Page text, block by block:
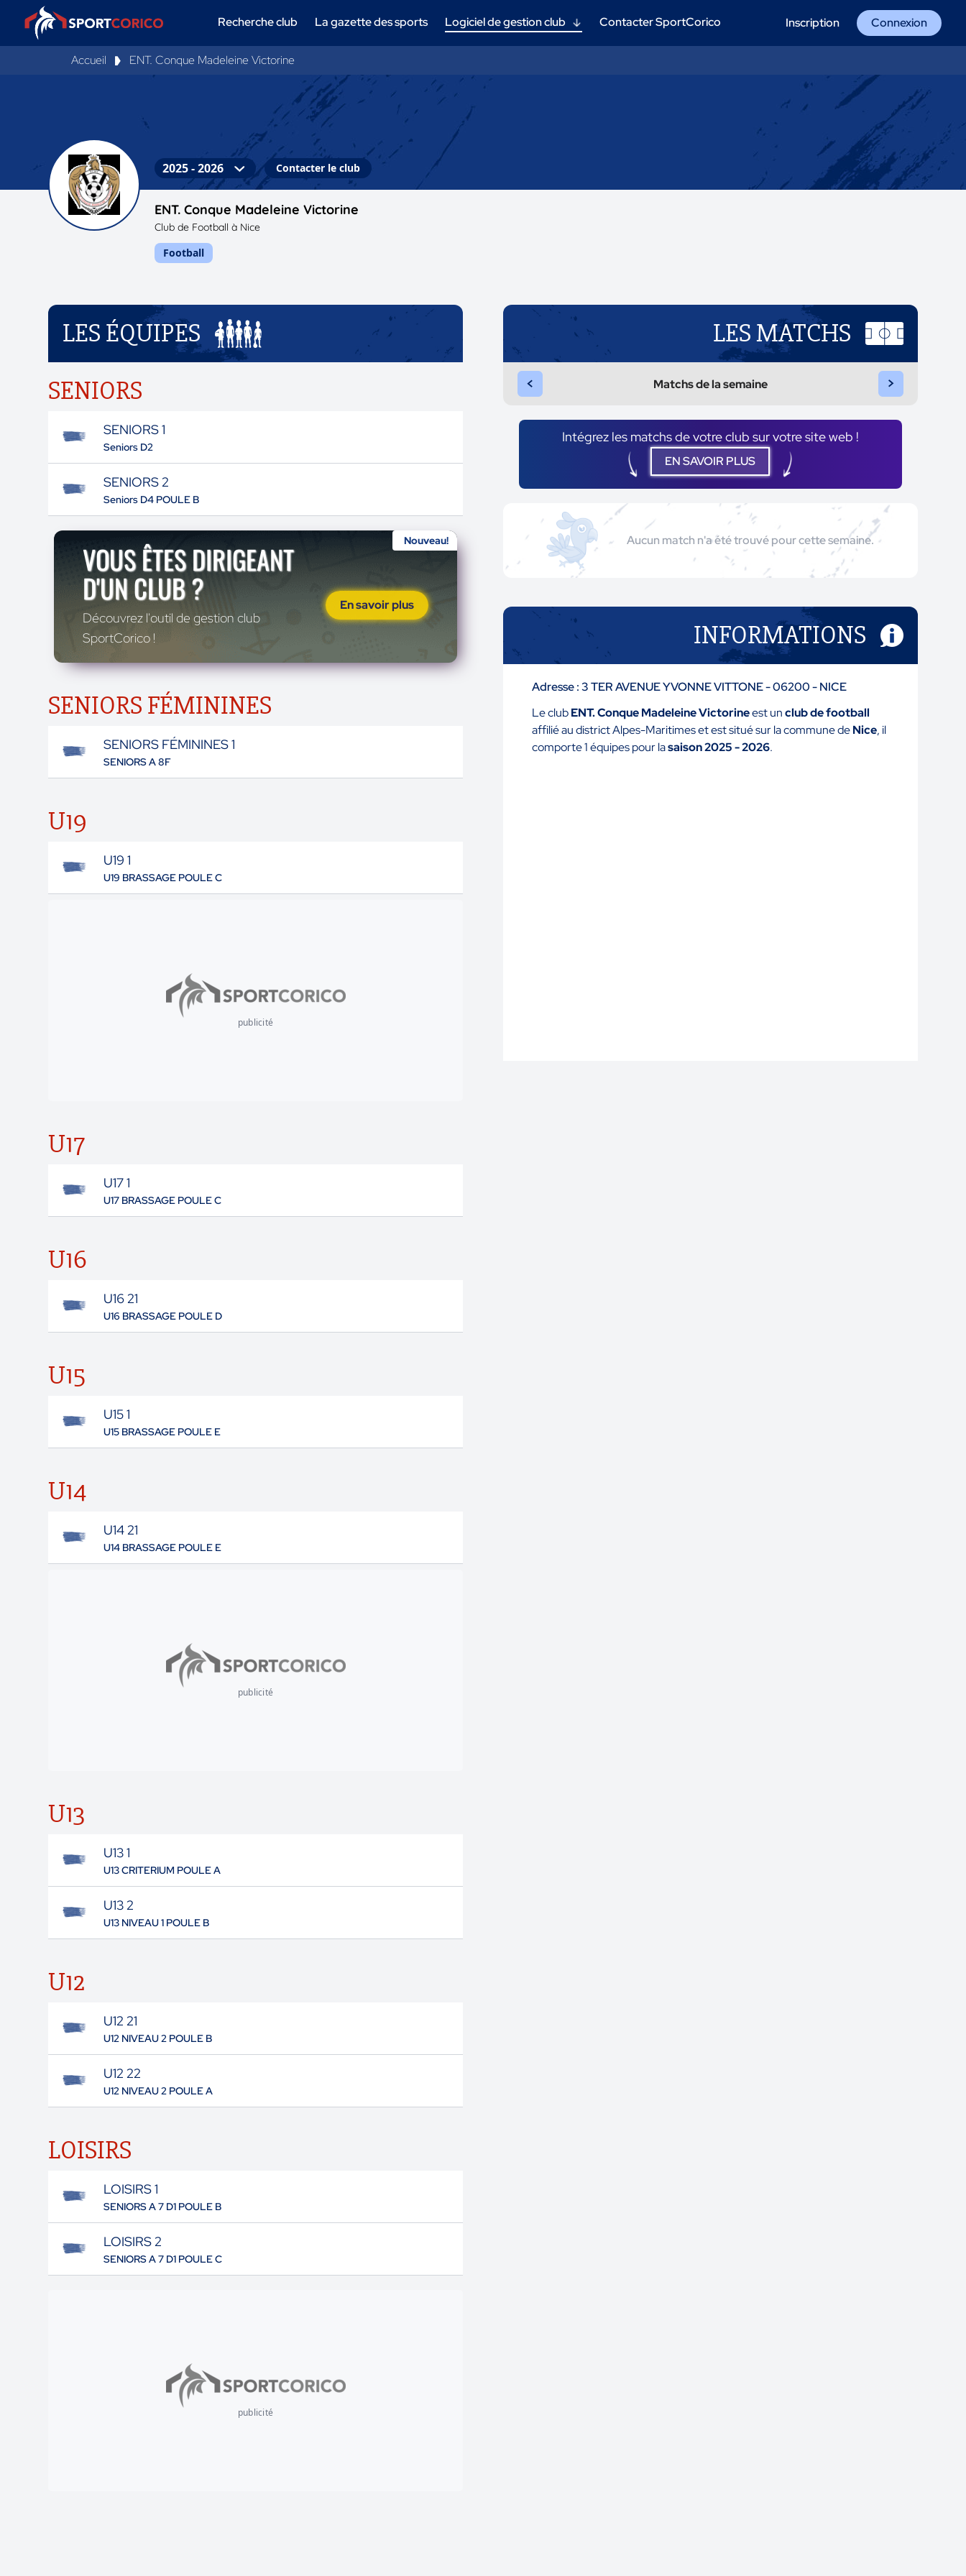
Recherche club La gazette des sports Logiciel de gestion club Contacter SportCorico Inscription Connexion
Accueil ENT. Conque Madeleine Victorine
Contacter le club
ENT. Conque Madeleine Victorine
Club de Football à Nice
Football
LES ÉQUIPES
SENIORS
SENIORS 1
Seniors D2
SENIORS 2
Seniors D4 POULE B
Nouveau!
VOUS ÊTES DIRIGEANT
D'UN CLUB ?
Découvrez l'outil de gestion club
SportCorico !
En savoir plus
SENIORS FÉMININES
SENIORS FÉMININES 1
SENIORS A 8F
U19
U19 1
U19 BRASSAGE POULE C
publicité
U17
U17 1
U17 BRASSAGE POULE C
U16
U16 21
U16 BRASSAGE POULE D
U15
U15 1
U15 BRASSAGE POULE E
U14
U14 21
U14 BRASSAGE POULE E
publicité
U13
U13 1
U13 CRITERIUM POULE A
U13 2
U13 NIVEAU 1 POULE B
U12
U12 21
U12 NIVEAU 2 POULE B
U12 22
U12 NIVEAU 2 POULE A
LOISIRS
LOISIRS 1
SENIORS A 7 D1 POULE B
LOISIRS 2
SENIORS A 7 D1 POULE C
publicité
LES MATCHS
< Matchs de la semaine >
Intégrez les matchs de votre club sur votre site web !
EN SAVOIR PLUS
Aucun match n'a été trouvé pour cette semaine.
INFORMATIONS
Adresse : 3 TER AVENUE YVONNE VITTONE - 06200 - NICE
Le clubENT. Conque Madeleine Victorineest unclub de football
affilié au district Alpes-Maritimes et est situé sur la commune deNice, il
comporte 1 équipes pour lasaison 2025 - 2026.